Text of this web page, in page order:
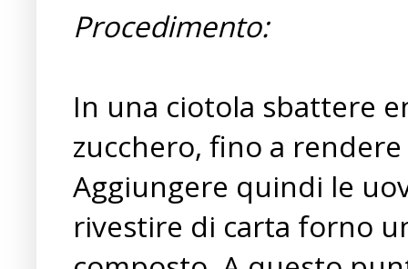
Procedimento:
In una ciotola sbattere
zucchero, fino a
Aggiungere quindi le
rivestire di carta forno